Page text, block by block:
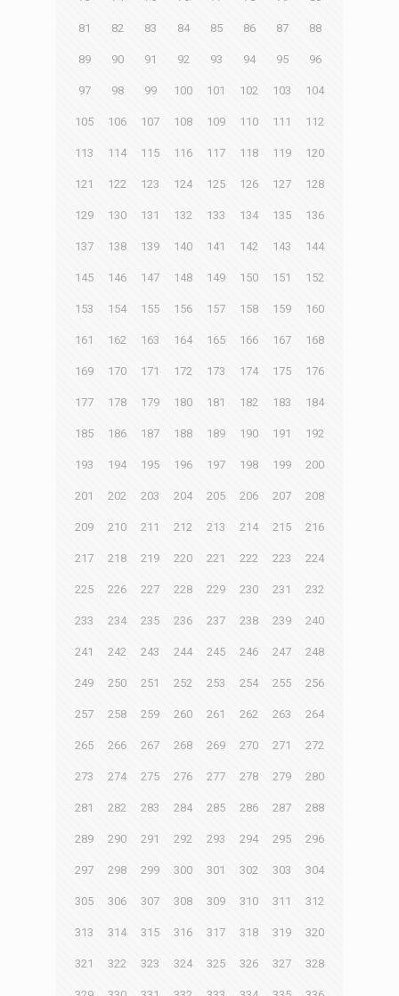
81 82 83 84 85 86 87 88
89 90 91 92 93 94 95 96
97 98 99 100 101 102 103 104
105 106 107 108 109 110 111 112
113 114 115 116 117 118 119 120
121 122 123 124 125 126 127 128
129 130 131 132 133 134 135 136
137 138 139 140 141 142 143 144
145 146 147 148 149 150 151 152
153 154 155 156 157 158 159 160
161 162 163 164 165 166 167 168
169 170 171 172 173 174 175 176
177 178 179 180 181 182 183 184
185 186 187 188 189 190 191 192
193 194 195 196 197 198 199 200
201 202 203 204 205 206 207 208
209 210 211 212 213 214 215 216
217 218 219 220 221 222 223 224
225 226 227 228 229 230 231 232
233 234 235 236 237 238 239 240
241 242 243 244 245 246 247 248
249 250 251 252 253 254 255 256
257 258 259 260 261 262 263 264
265 266 267 268 269 270 271 272
273 274 275 276 277 278 279 280
281 282 283 284 285 286 287 288
289 290 291 292 293 294 295 296
297 298 299 300 301 302 303 304
305 306 307 308 309 310 311 312
313 314 315 316 317 318 319 320
321 322 323 324 325 326 327 328